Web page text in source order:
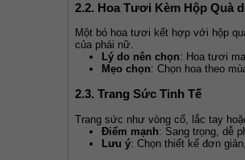
2.2. Hoa Tươi Kèm Hộp Quà
Một bó hoa tươi kết hợp với hộp
của phái nữ.
Lý do nên chọn: Hoa tươi
Mẹo chọn: Chọn hoa theo
2.3. Trang Sức Tinh Tế
Trang sức như vòng cổ, lắc tay
Điểm mạnh: Sang trọng, dễ
Lưu ý: Chọn thiết kế đơn